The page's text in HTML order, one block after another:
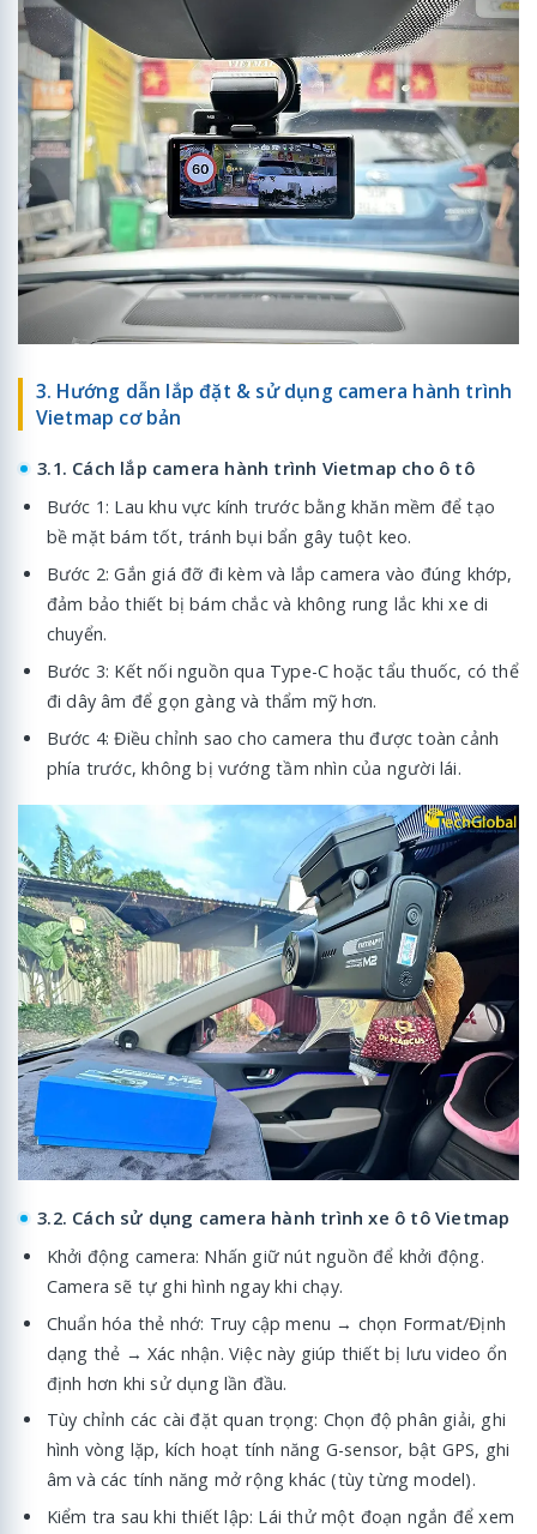
3. Hướng dẫn lắp đặt & sử dụng camera hành trình
Vietmap cơ bản
3.1. Cách lắp camera hành trình Vietmap cho ô tô
Bước 1: Lau khu vực kính trước bằng khăn mềm để tạo
bề mặt bám tốt, tránh bụi bẩn gây tuột keo.
Bước 2: Gắn giá đỡ đi kèm và lắp camera vào đúng khớp,
đảm bảo thiết bị bám chắc và không rung lắc khi xe di
chuyển.
Bước 3: Kết nối nguồn qua Type-C hoặc tẩu thuốc, có thể
đi dây âm để gọn gàng và thẩm mỹ hơn.
Bước 4: Điều chỉnh sao cho camera thu được toàn cảnh
phía trước, không bị vướng tầm nhìn của người lái.
3.2. Cách sử dụng camera hành trình xe ô tô Vietmap
Khởi động camera: Nhấn giữ nút nguồn để khởi động.
Camera sẽ tự ghi hình ngay khi chạy.
Chuẩn hóa thẻ nhớ: Truy cập menu → chọn Format/Định
dạng thẻ → Xác nhận. Việc này giúp thiết bị lưu video ổn
định hơn khi sử dụng lần đầu.
Tùy chỉnh các cài đặt quan trọng: Chọn độ phân giải, ghi
hình vòng lặp, kích hoạt tính năng G-sensor, bật GPS, ghi
âm và các tính năng mở rộng khác (tùy từng model).
Kiểm tra sau khi thiết lập: Lái thử một đoạn ngắn để xem